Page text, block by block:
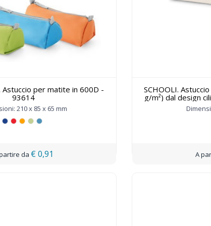
Astuccio per matite in 600D -
93614
210 x 85 x 65 mm
€ 0,91
SCHOOLI.
g/m²) dal design